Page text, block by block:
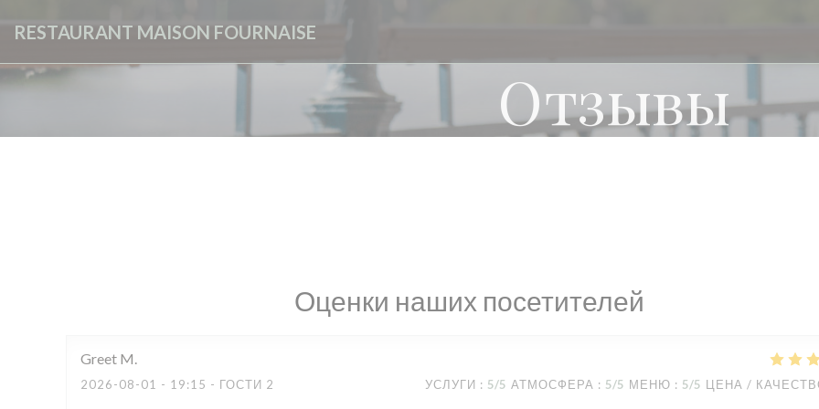
RESTAURANT MAISON FOURNAISE
Отзывы
Оценки наших посетителей
Greet M
2026-08-01 - 19:15 - ГОСТИ 2 УСЛУГИ : 5/5 АТМОСФЕРА : 5/5 МЕНЮ : 5/5 ЦЕНА /